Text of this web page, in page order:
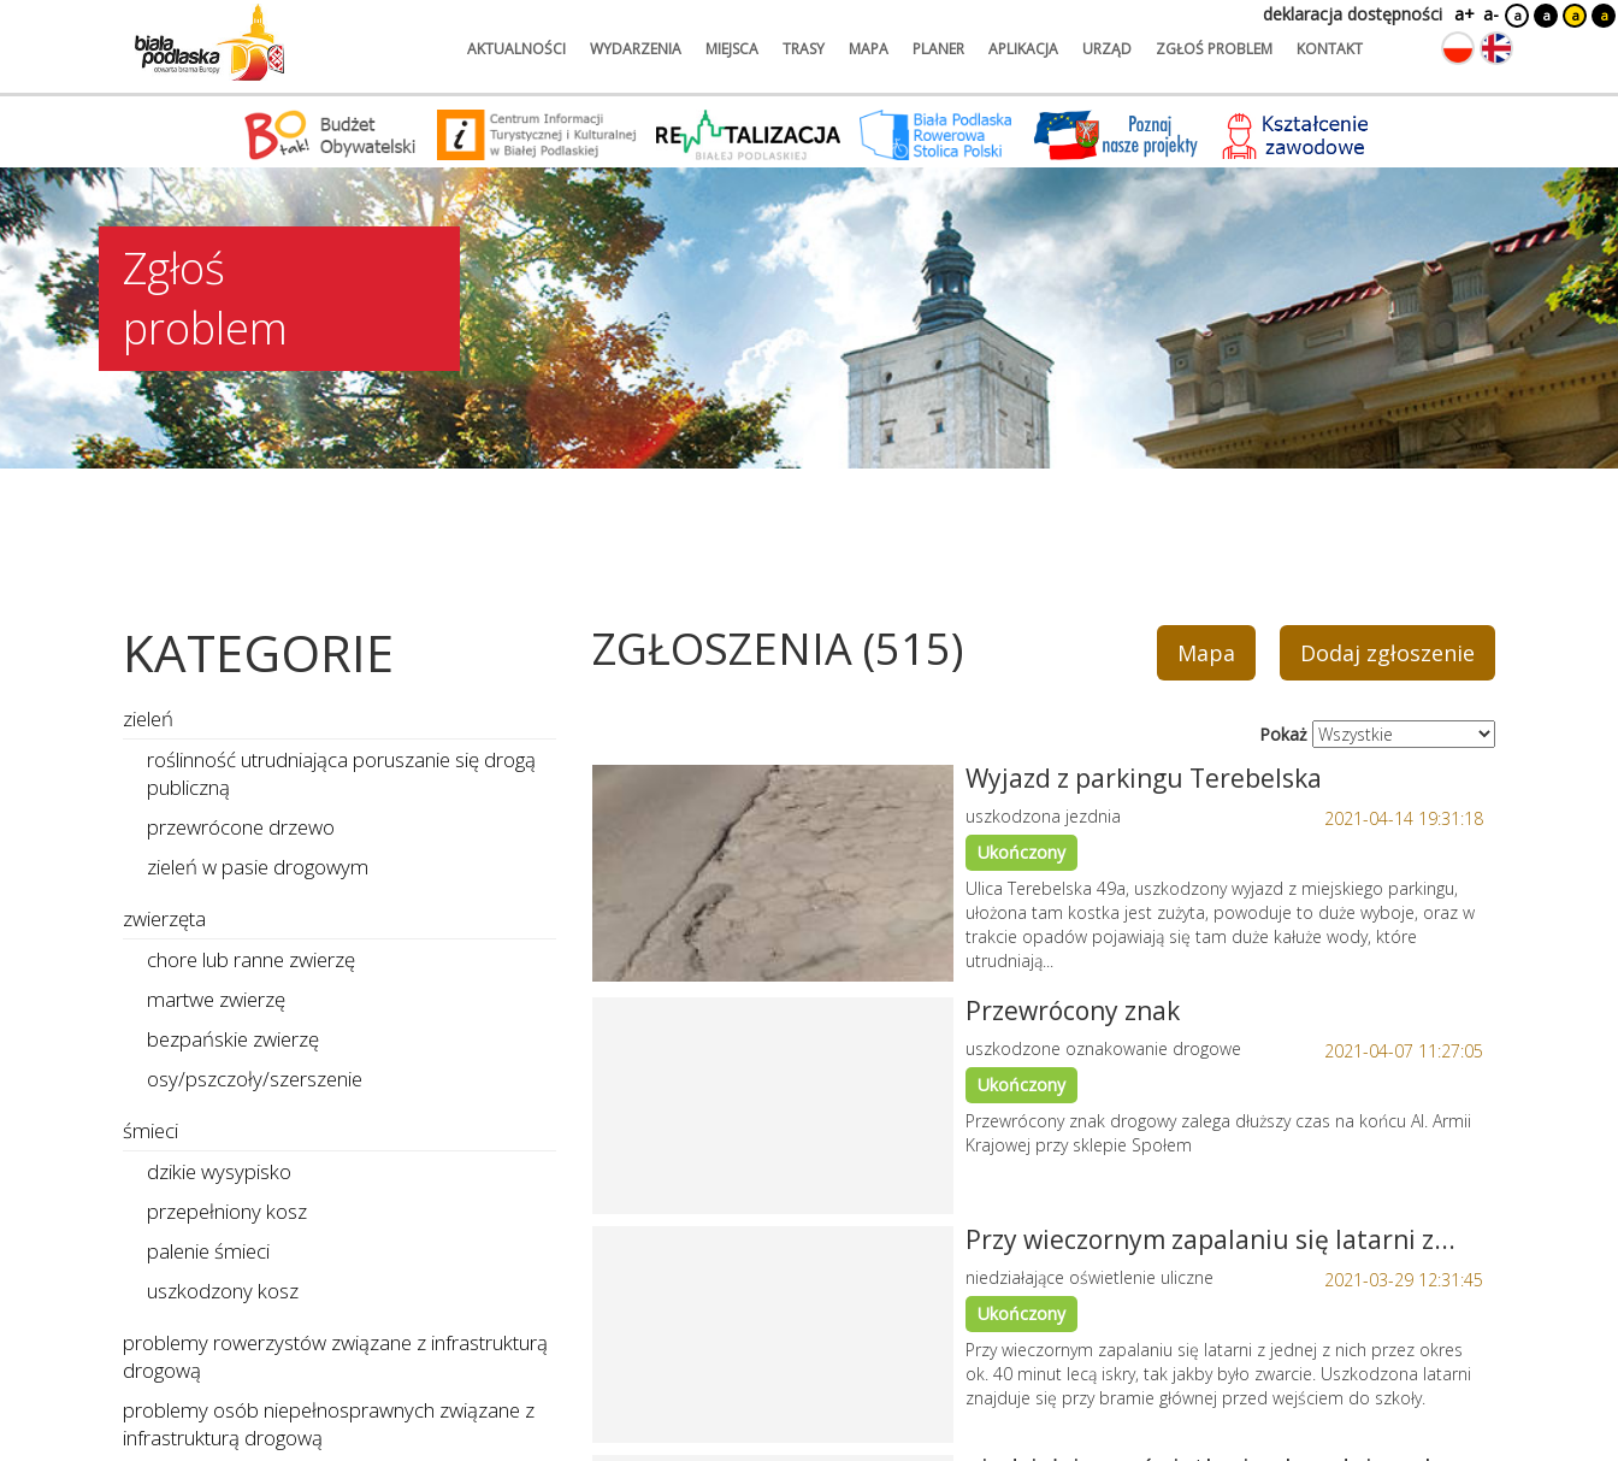
AKTUALNOŚCI WYDARZENIA MIEJSCA TRASY MAPA PLANER APLIKACJA URZĄD ZGŁOŚ PROBLEM KONTAKT
deklaracja dostępności a+ a- a a a a
Zgłoś
problem
Dodaj zgłoszenie
Mapa
ZGŁOSZENIA (515)
Pokaż
Wyjazd z parkingu Terebelska
2021-04-14 19:31:18
uszkodzona jezdnia
Ukończony
Ulica Terebelska 49a, uszkodzony wyjazd z miejskiego parkingu,
ułożona tam kostka jest zużyta, powoduje to duże wyboje, oraz w
trakcie opadów pojawiają się tam duże kałuże wody, które
utrudniają...
Przewrócony znak
2021-04-07 11:27:05
uszkodzone oznakowanie drogowe
Ukończony
Przewrócony znak drogowy zalega dłuższy czas na końcu Al. Armii
Krajowej przy sklepie Społem
Przy wieczornym zapalaniu się latarni z...
2021-03-29 12:31:45
niedziałające oświetlenie uliczne
Ukończony
Przy wieczornym zapalaniu się latarni z jednej z nich przez okres
ok. 40 minut lecą iskry, tak jakby było zwarcie. Uszkodzona latarni
znajduje się przy bramie głównej przed wejściem do szkoły.
KATEGORIE
zieleń
roślinność utrudniająca poruszanie się drogą
publiczną
przewrócone drzewo
zieleń w pasie drogowym
zwierzęta
chore lub ranne zwierzę
martwe zwierzę
bezpańskie zwierzę
osy/pszczoły/szerszenie
śmieci
dzikie wysypisko
przepełniony kosz
palenie śmieci
uszkodzony kosz
problemy rowerzystów związane z infrastrukturą
drogową
problemy osób niepełnosprawnych związane z
infrastrukturą drogową